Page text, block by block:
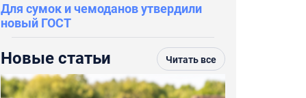
Для сумок и чемоданов утвердили
новый ГОСТ
Новые статьи Читать все